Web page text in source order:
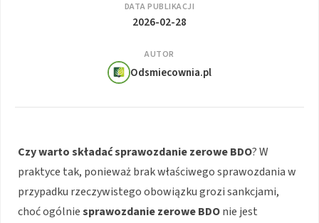
DATA PUBLIKACJI
2026-02-28
AUTOR
Odsmiecownia.pl
Czy warto składać sprawozdanie zerowe BDO? W
praktyce tak, ponieważ brak właściwego sprawozdania w
przypadku rzeczywistego obowiązku grozi sankcjami,
choć ogólniesprawozdanie zerowe BDOnie jest